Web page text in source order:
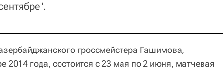
гроссмейстера Гашимова,
2014 года, состоится с 23 мая по 2 июня, матчевая